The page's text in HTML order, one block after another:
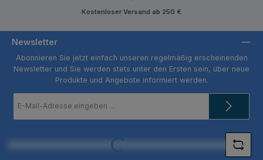
Kostenloser Versand ab 250 €
Newsletter
Abonnieren Sie jetzt einfach unseren regelmäßig erscheinenden
Newsletter und Sie werden stets unter den Ersten sein, über neue
Produkte und Angebote informiert werden.
Mail-